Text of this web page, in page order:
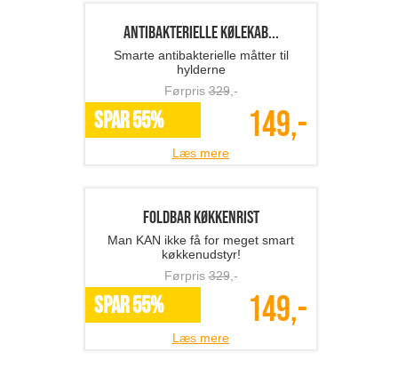
Genanvendelig kaffekapse...
Til Nespresso U, CitiZ,Pixie, Le Cube
Førpris